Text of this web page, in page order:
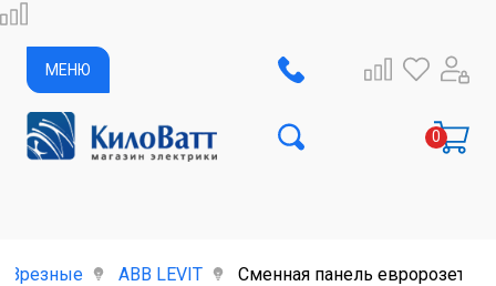
МЕНЮ
Врезные ABB LEVIT Сменная панель евророзетки